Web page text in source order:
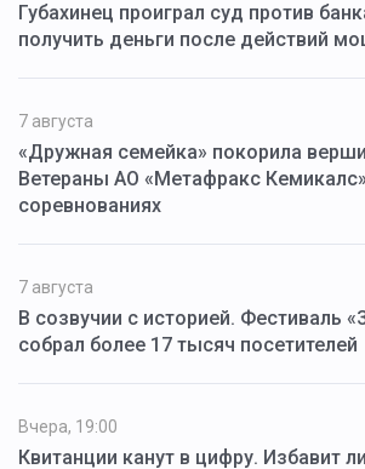
Губахинец проиграл суд против
получить деньги после действий
7 августа
«Дружная семейка» покорила
Ветераны АО «Метафракс
соревнованиях
7 августа
В созвучии с историей. Фестиваль
собрал более 17 тысяч посетителей
Вчера, 19:00
Квитанции канут в цифру. Избавит